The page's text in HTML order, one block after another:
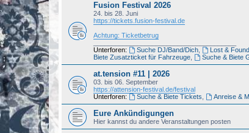
Fusion Festival 2026
24. bis 28. Juni
https://tickets.fusion-festival.de
Achtung: Ticketbetrug
Unterforen:
Suche DJ/Band/Dich, Lost & Found
Biete Zusatzticket für Fahrzeuge
Suche & Biete
at.tension #11 | 2026
03. bis 06. September
https://attension-festival.de/festival
Unterforen:
Suche & Biete Tickets Anreise &
Eure Ankündigungen
Hier kannst du andere Veranstaltungen posten